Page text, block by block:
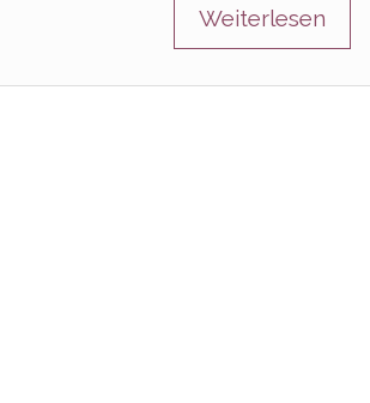
Weiterlesen